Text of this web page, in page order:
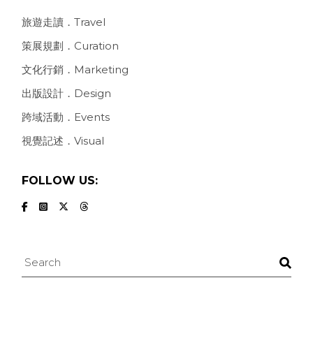
旅遊走讀．Travel
策展規劃．Curation
文化行銷．Marketing
出版設計．Design
跨域活動．Events
視覺記述．Visual
FOLLOW US:
Search